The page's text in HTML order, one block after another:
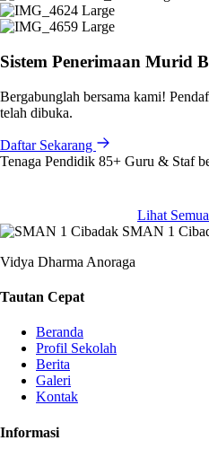
Sistem Penerimaan Murid
Bergabunglah bersama kami!
telah dibuka.
Daftar Sekarang
Tenaga Pendidik 85+ Guru & Staf
Lihat
SMAN 1
Vidya Dharma Anoraga
Tautan Cepat
Beranda
Profil Sekolah
Berita
Galeri
Kontak
Informasi